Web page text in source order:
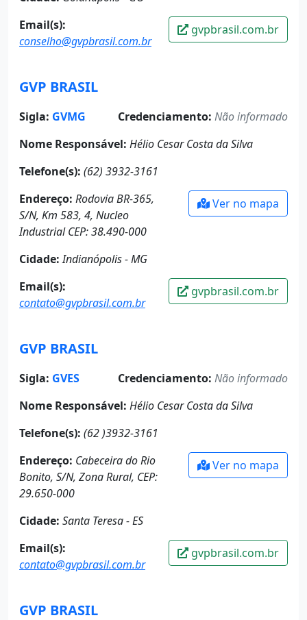
Email(s):
conselho@gvpbrasil.com.br
gvpbrasil.com.br
GVP BRASIL
Sigla: GVMG Credenciamento: Não informado
Nome Responsável: Hélio Cesar Costa da Silva
Telefone(s): (62) 3932-3161
Endereço: Rodovia BR-365,
S/N, Km 583, 4, Nucleo
Industrial CEP: 38.490-000
Cidade: Indianópolis - MG
Ver no mapa
Email(s):
contato@gvpbrasil.com.br
gvpbrasil.com.br
GVP BRASIL
Sigla: GVES Credenciamento: Não informado
Nome Responsável: Hélio Cesar Costa da Silva
Telefone(s): (62 )3932-3161
Endereço: Cabeceira do Rio
Bonito, S/N, Zona Rural, CEP:
29.650-000
Cidade: Santa Teresa - ES
Ver no mapa
Email(s):
contato@gvpbrasil.com.br
gvpbrasil.com.br
GVP BRASIL